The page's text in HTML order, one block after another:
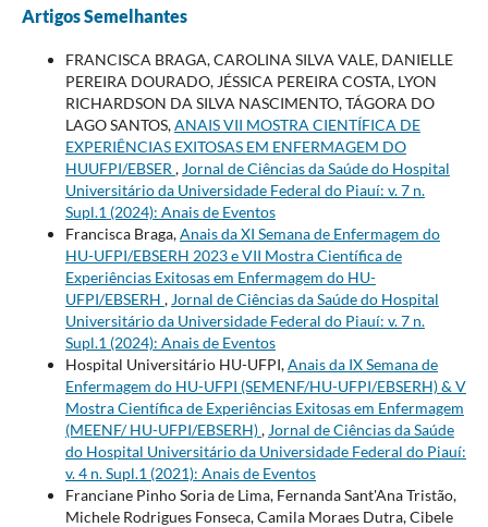
Artigos Semelhantes
FRANCISCA BRAGA, CAROLINA SILVA VALE, DANIELLE
PEREIRA DOURADO, JÉSSICA PEREIRA COSTA, LYON
RICHARDSON DA SILVA NASCIMENTO, TÁGORA DO
LAGO SANTOS,ANAIS VII MOSTRA CIENTÍFICA DE
EXPERIÊNCIAS EXITOSAS EM ENFERMAGEM DO
HUUFPI/EBSER , Jornal de Ciências da Saúde do Hospital
Universitário da Universidade Federal do Piauí: v. 7 n.
Supl.1 (2024): Anais de Eventos
Francisca Braga,Anais da XI Semana de Enfermagem do
HU-UFPI/EBSERH 2023 e VII Mostra Científica de
Experiências Exitosas em Enfermagem do HU-
UFPI/EBSERH , Jornal de Ciências da Saúde do Hospital
Universitário da Universidade Federal do Piauí: v. 7 n.
Supl.1 (2024): Anais de Eventos
Hospital Universitário HU-UFPI,Anais da IX Semana de
Enfermagem do HU-UFPI (SEMENF/HU-UFPI/EBSERH) & V
Mostra Científica de Experiências Exitosas em Enfermagem
(MEENF/ HU-UFPI/EBSERH), Jornal de Ciências da Saúde
do Hospital Universitário da Universidade Federal do Piauí:
v. 4 n. Supl.1 (2021): Anais de Eventos
Franciane Pinho Soria de Lima, Fernanda Sant'Ana Tristão,
Michele Rodrigues Fonseca, Camila Moraes Dutra, Cibele